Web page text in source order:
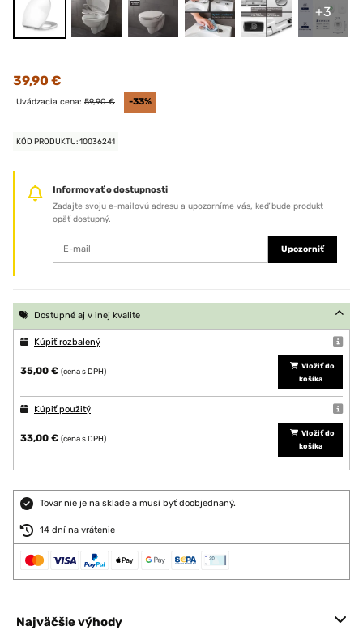
+3
39,90 €
Uvádzacia cena: 59,90 € -33%
KÓD PRODUKTU: 10036241
Informovať o dostupnosti
Zadajte svoju e-mailovú adresu a upozorníme vás, keď bude produkt
opäť dostupný.
Upozorniť
Dostupné aj v inej kvalite
Kúpiť rozbalený
35,00 € (cena s DPH)
Vložiť do
košíka
Kúpiť použitý
33,00 € (cena s DPH)
Vložiť do
košíka
Tovar nie je na sklade a musí byť doobjednaný.
14 dní na vrátenie
Najväčšie výhody